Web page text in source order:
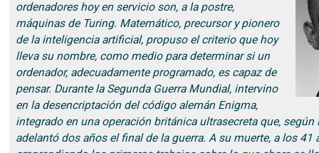
ordenadores hoy en servicio son, a la postre,
máquinas de Turing. Matemático, precursor y pionero
de la inteligencia artificial, propuso el criterio que hoy
lleva su nombre, como medio para determinar si un
ordenador, adecuadamente programado, es capaz de
pensar. Durante la Segunda Guerra Mundial, intervino
en la desencriptación del código alemán Enigma,
integrado en una operación británica ultrasecreta que, según
adelantó dos años el final de la guerra. A su muerte, a los 41